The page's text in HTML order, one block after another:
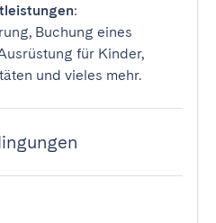
:
Buchung eines
für Kinder,
und vieles mehr.